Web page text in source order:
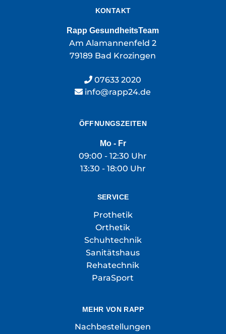
KONTAKT
Rapp GesundheitsTeam
Am Alamannenfeld 2
79189 Bad Krozingen
07633 2020
info@rapp24.de
ÖFFNUNGSZEITEN
Mo - Fr
09:00 - 12:30 Uhr
13:30 - 18:00 Uhr
SERVICE
Prothetik
Orthetik
Schuhtechnik
Sanitätshaus
Rehatechnik
ParaSport
MEHR VON RAPP
Nachbestellungen